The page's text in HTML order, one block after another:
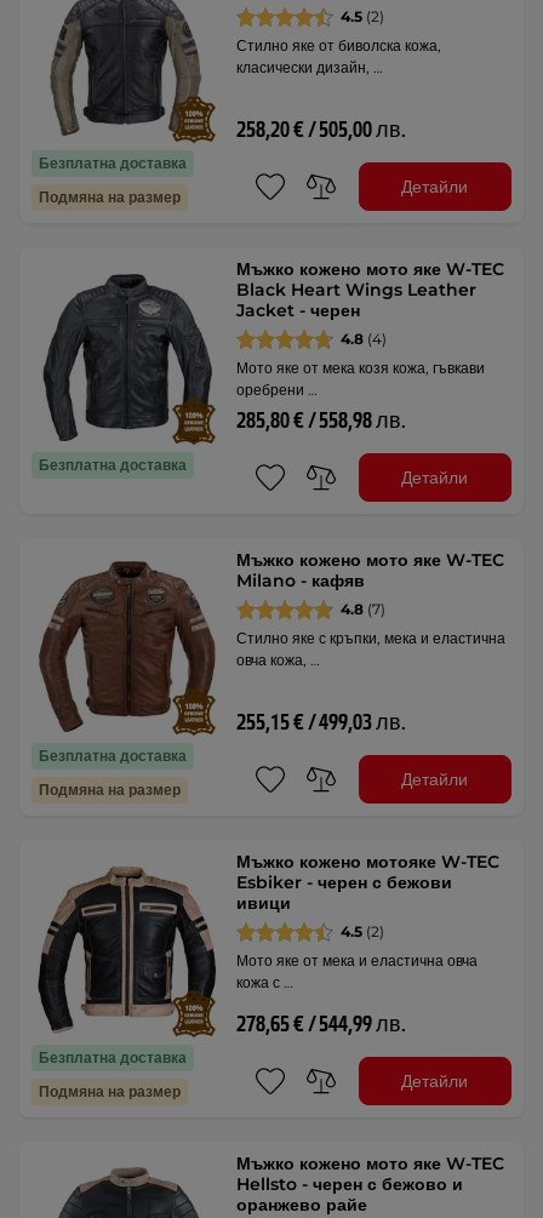
Безплатна доставка
Подмяна на размер
4.5 (2)
Стилно яке от биволска кожа,
класически дизайн, …
258,20 € / 505,00 лв.
Детайли
Безплатна доставка
Мъжко кожено мото яке W-TEC
Black Heart Wings Leather
Jacket - черен
4.8 (4)
Мото яке от мека козя кожа, гъвкави
оребрени …
285,80 € / 558,98 лв.
Детайли
Безплатна доставка
Подмяна на размер
Мъжко кожено мото яке W-TEC
Milano - кафяв
4.8 (7)
Стилно яке с кръпки, мека и еластична
овча кожа, …
255,15 € / 499,03 лв.
Детайли
Безплатна доставка
Подмяна на размер
Мъжко кожено мотояке W-TEC
Esbiker - черен с бежови
ивици
4.5 (2)
Мото яке от мека и еластична овча
кожа с …
278,65 € / 544,99 лв.
Детайли
Мъжко кожено мото яке W-TEC
Hellsto - черен с бежово и
оранжево райе